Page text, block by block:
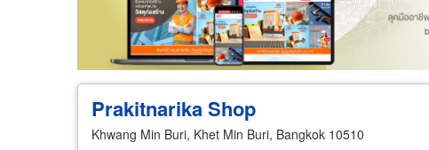
Prakitnarika Shop
Khwang Min Buri, Khet Min Buri, Bangkok 10510